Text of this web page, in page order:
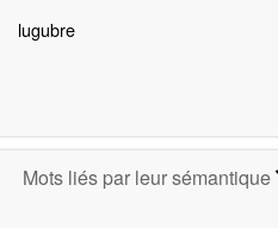
lugubre
Mots liés par leur sémantique